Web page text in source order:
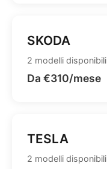
SKODA
2 modelli disponibili
Da €310/mese
TESLA
2 modelli disponibili